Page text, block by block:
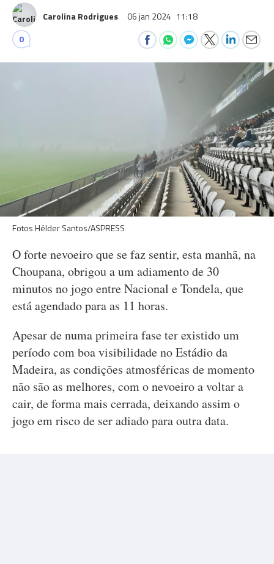
Carolina Rodrigues 06 jan 2024 11:18
0
Fotos Hélder Santos/ASPRESS
O forte nevoeiro que se faz sentir, esta manhã, na
Choupana, obrigou a um adiamento de 30
minutos no jogo entre Nacional e Tondela, que
está agendado para as 11 horas.
Apesar de numa primeira fase ter existido um
período com boa visibilidade no Estádio da
Madeira, as condições atmosféricas de momento
não são as melhores, com o nevoeiro a voltar a
cair, de forma mais cerrada, deixando assim o
jogo em risco de ser adiado para outra data.